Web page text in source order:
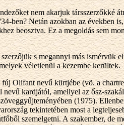
nem akarjuk társszerzőkké
ben? Netán azokban az években
beosztva. Ez a megoldás sem
s megannyi más ismérvük
véletlenül a kezembe kerültek.
Olifant nevű kürtjébe (vö. a
kardjától, amellyel az ősz-
(1975).
tekintetében most a
szemelgetni. A szakember, de